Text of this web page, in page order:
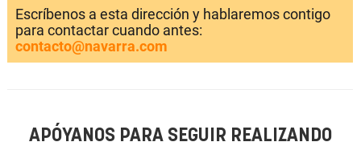
Escríbenos a esta dirección y hablaremos contigo
para contactar cuando antes:
contacto@navarra.com
APÓYANOS PARA SEGUIR REALIZANDO